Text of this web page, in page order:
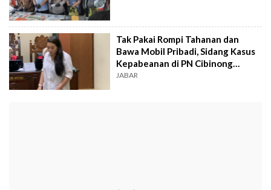
Tak Pakai Rompi Tahanan dan
Bawa Mobil Pribadi, Sidang Kasus
Kepabeanan di PN Cibinong
Disorot
JABAR